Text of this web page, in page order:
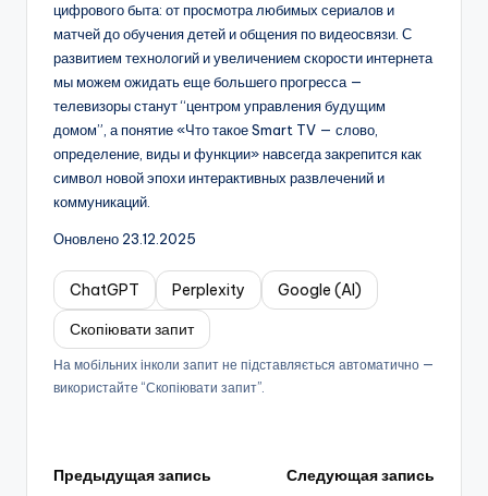
цифрового быта: от просмотра любимых сериалов и
матчей до обучения детей и общения по видеосвязи. С
развитием технологий и увеличением скорости интернета
мы можем ожидать еще большего прогресса —
телевизоры станут “центром управления будущим
домом”, а понятие «Что такое Smart TV — слово,
определение, виды и функции» навсегда закрепится как
символ новой эпохи интерактивных развлечений и
коммуникаций.
Оновлено 23.12.2025
ChatGPT Perplexity
Google (AI)
Скопіювати запит
На мобільних інколи запит не підставляється автоматично —
використайте “Скопіювати запит”.
Навигация
Предыдущая запись
Следующая запись